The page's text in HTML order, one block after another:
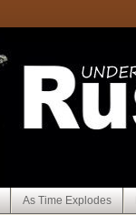
As Time Explodes